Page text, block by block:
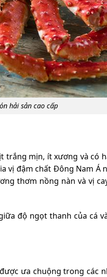
hải sản cao cấp
trắng mịn, ít xương và có
vị đậm chất Đông Nam Á
thơm nồng nàn và vị
độ ngọt thanh của cá
ưa chuộng trong các